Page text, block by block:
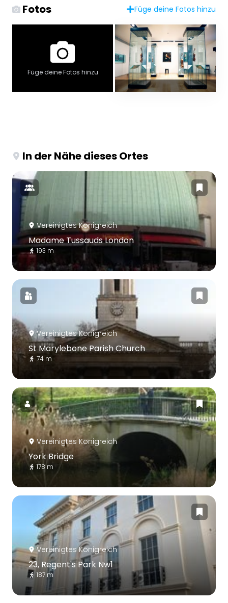
Fotos Füge deine Fotos hinzu
Füge deine Fotos hinzu
In der Nähe dieses Ortes
Vereinigtes Königreich
Madame Tussauds London
193 m
Vereinigtes Königreich
St Marylebone Parish Church
74 m
Vereinigtes Königreich
York Bridge
178 m
Vereinigtes Königreich
23, Regent's Park Nw1
187 m